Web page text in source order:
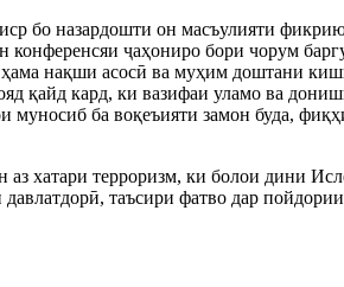
бо назардошти он масъулияти
конференсяи ҷаҳониро бори чорум
нақши асосӣ ва муҳим доштани
қайд кард, ки вазифаи уламо ва
муносиб ба воқеъияти замон буда,
аз хатари терроризм, ки болои дини
давлатдорӣ, таъсири фатво дар